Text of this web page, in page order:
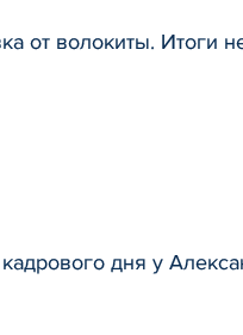
от волокиты. Итоги
дня у